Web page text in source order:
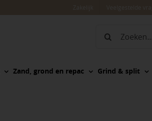
Zoeken
Zand, grond en repac Grind & split